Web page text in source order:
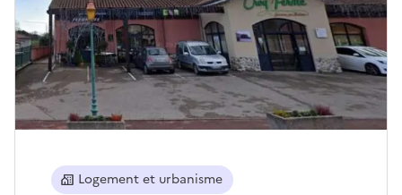
Logement et urbanisme